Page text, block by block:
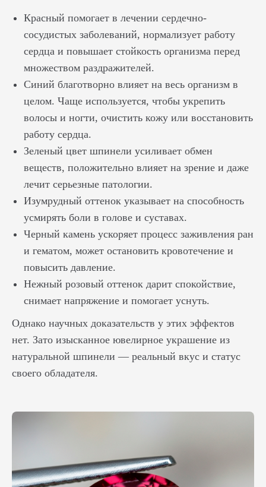
Красный помогает в лечении сердечно-
сосудистых заболеваний, нормализует работу
сердца и повышает стойкость организма перед
множеством раздражителей.
Синий благотворно влияет на весь организм в
целом. Чаще используется, чтобы укрепить
волосы и ногти, очистить кожу или восстановить
работу сердца.
Зеленый цвет шпинели усиливает обмен
веществ, положительно влияет на зрение и даже
лечит серьезные патологии.
Изумрудный оттенок указывает на способность
усмирять боли в голове и суставах.
Черный камень ускоряет процесс заживления ран
и гематом, может остановить кровотечение и
повысить давление.
Нежный розовый оттенок дарит спокойствие,
снимает напряжение и помогает уснуть.
Однако научных доказательств у этих эффектов
нет. Зато изысканное ювелирное украшение из
натуральной шпинели — реальный вкус и статус
своего обладателя.